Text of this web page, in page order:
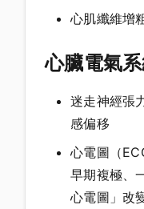
心肌纖維增
心臟電氣
迷走神經張
感偏移
心電圖（
早期複極、
心電圖」改